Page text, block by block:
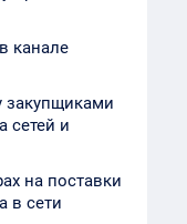
канале
закупщиками
сетей и
на поставки
в сети